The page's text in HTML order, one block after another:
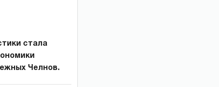
стала
Челнов.